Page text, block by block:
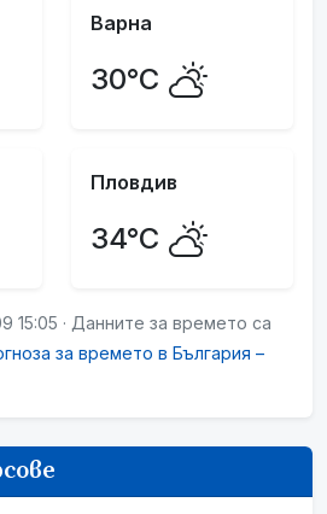
Варна
30°C
Пловдив
34°C
15:05 · Данните за времето са
за времето в България –